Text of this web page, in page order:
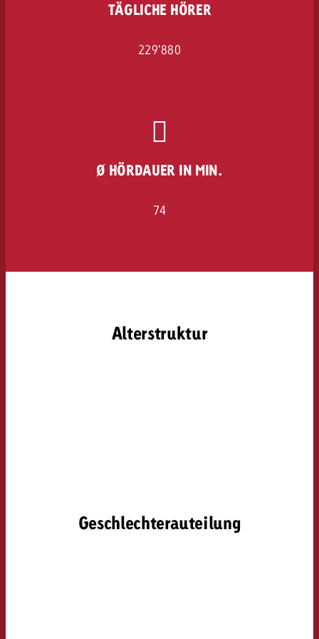
TÄGLICHE HÖRER
229’880
Ø HÖRDAUER IN MIN.
74
Alterstruktur
Geschlechterauteilung